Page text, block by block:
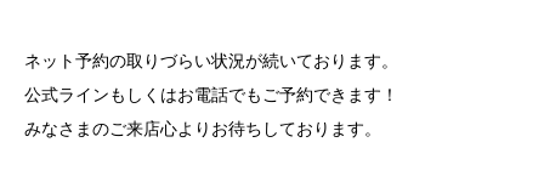
ネット予約の取りづらい状況が続いております。
公式ラインもしくはお電話でもご予約できます！
みなさまのご来店心よりお待ちしております。